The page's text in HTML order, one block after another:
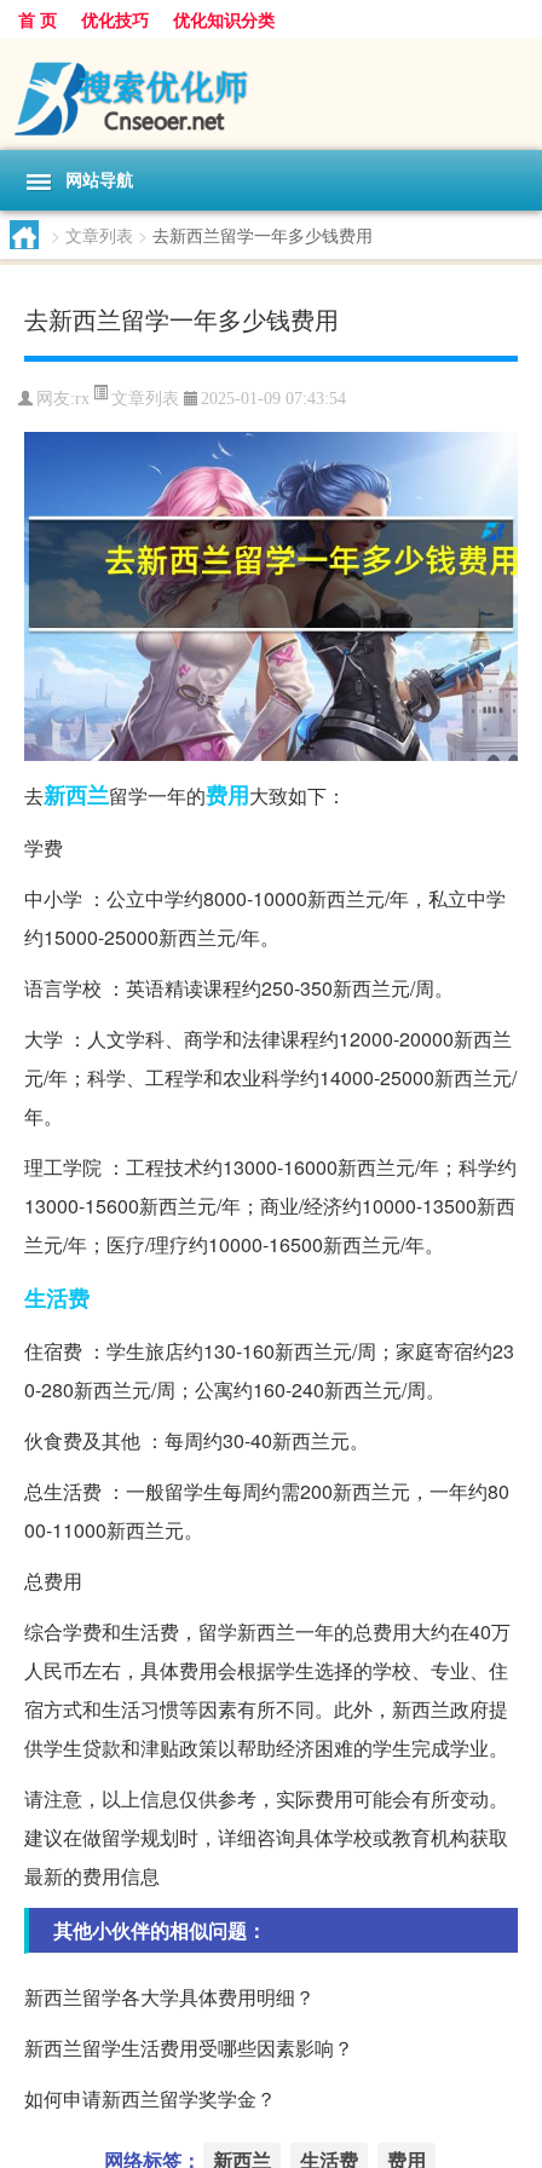
首 页 优化技巧 优化知识分类
网站导航
> 文章列表 > 去新西兰留学一年多少钱费用
去新西兰留学一年多少钱费用
网友:rx 文章列表 2025-01-09 07:43:54
去新西兰留学一年的费用大致如下：
学费
中小学 ：公立中学约8000-10000新西兰元/年，私立中学
约15000-25000新西兰元/年。
语言学校 ：英语精读课程约250-350新西兰元/周。
大学 ：人文学科、商学和法律课程约12000-20000新西兰
元/年；科学、工程学和农业科学约14000-25000新西兰元/
年。
理工学院 ：工程技术约13000-16000新西兰元/年；科学约
13000-15600新西兰元/年；商业/经济约10000-13500新西
兰元/年；医疗/理疗约10000-16500新西兰元/年。
生活费
住宿费 ：学生旅店约130-160新西兰元/周；家庭寄宿约23
0-280新西兰元/周；公寓约160-240新西兰元/周。
伙食费及其他 ：每周约30-40新西兰元。
总生活费 ：一般留学生每周约需200新西兰元，一年约80
00-11000新西兰元。
总费用
综合学费和生活费，留学新西兰一年的总费用大约在40万
人民币左右，具体费用会根据学生选择的学校、专业、住
宿方式和生活习惯等因素有所不同。此外，新西兰政府提
供学生贷款和津贴政策以帮助经济困难的学生完成学业。
请注意，以上信息仅供参考，实际费用可能会有所变动。
建议在做留学规划时，详细咨询具体学校或教育机构获取
最新的费用信息
其他小伙伴的相似问题：
新西兰留学各大学具体费用明细？
新西兰留学生活费用受哪些因素影响？
如何申请新西兰留学奖学金？
网络标签： 新西兰 生活费 费用